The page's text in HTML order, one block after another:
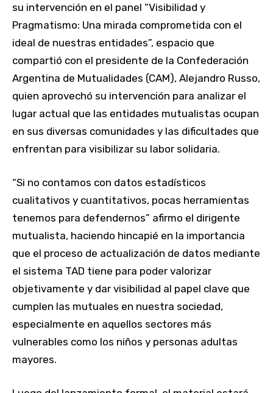
su intervención en el panel “Visibilidad y
Pragmatismo: Una mirada comprometida con el
ideal de nuestras entidades”, espacio que
compartió con el presidente de la Confederación
Argentina de Mutualidades (CAM), Alejandro Russo,
quien aprovechó su intervención para analizar el
lugar actual que las entidades mutualistas ocupan
en sus diversas comunidades y las dificultades que
enfrentan para visibilizar su labor solidaria.
“Si no contamos con datos estadísticos
cualitativos y cuantitativos, pocas herramientas
tenemos para defendernos” afirmo el dirigente
mutualista, haciendo hincapié en la importancia
que el proceso de actualización de datos mediante
el sistema TAD tiene para poder valorizar
objetivamente y dar visibilidad al papel clave que
cumplen las mutuales en nuestra sociedad,
especialmente en aquellos sectores más
vulnerables como los niños y personas adultas
mayores.